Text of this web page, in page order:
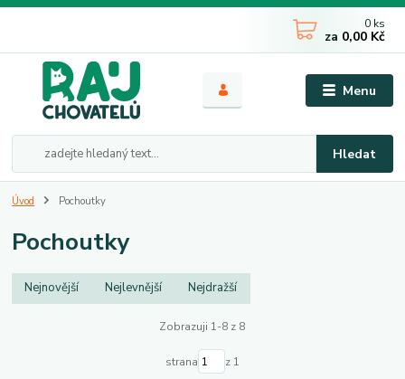
Menu
Hledat
0 ks
za 0,00 Kč
Úvod Pochoutky
Pochoutky
Nejnovější Nejlevnější Nejdražší
Zobrazuji 1-8 z 8
strana z 1